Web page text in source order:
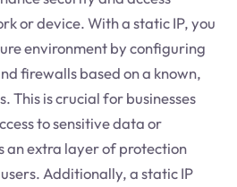
or device. With a static IP, you
environment by configuring
firewalls based on a known,
This is crucial for businesses
to sensitive data or
an extra layer of protection
Additionally, a static IP